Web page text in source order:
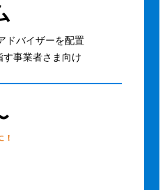
ドバイザーを配置
す事業者さま向け
！